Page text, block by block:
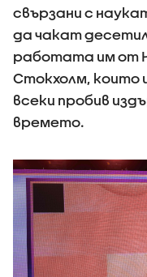
свързани с
да чакат
работата им от
Стокхолм, които
всеки пробив
времето.